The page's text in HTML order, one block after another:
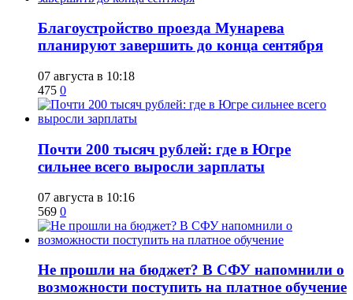
Благоустройство проезда Мунарева
планируют завершить до конца сентября
07 августа в 10:18
475 0
​Почти 200 тысяч рублей: где в Югре
сильнее всего выросли зарплаты
07 августа в 10:16
569 0
Не прошли на бюджет? В СФУ напомнили о
возможности поступить на платное обучение